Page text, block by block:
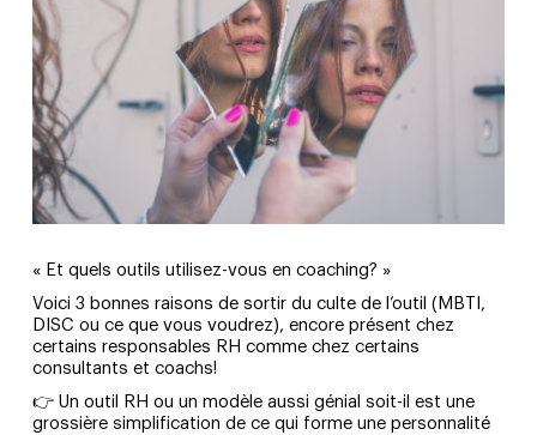
« Et quels outils utilisez-vous en coaching? »
Voici 3 bonnes raisons de sortir du culte de l’outil (MBTI,
DISC ou ce que vous voudrez), encore présent chez
certains responsables RH comme chez certains
consultants et coachs!
👉 Un outil RH ou un modèle aussi génial soit-il est une
grossière simplification de ce qui forme une personnalité